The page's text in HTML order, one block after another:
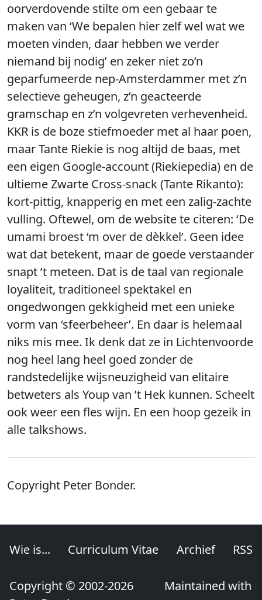
oorverdovende stilte om een gebaar te
maken van ‘We bepalen hier zelf wel wat we
moeten vinden, daar hebben we verder
niemand bij nodig’ en zeker niet zo’n
geparfumeerde nep-Amsterdammer met z’n
selectieve geheugen, z’n geacteerde
gramschap en z’n volgevreten verhevenheid.
KKR is de boze stiefmoeder met al haar poen,
maar Tante Riekie is nog altijd de baas, met
een eigen Google-account (Riekiepedia) en de
ultieme Zwarte Cross-snack (Tante Rikanto):
kort-pittig, knapperig en met een zalig-zachte
vulling. Oftewel, om de website te citeren: ‘De
umami broest ‘m over de dèkkel’. Geen idee
wat dat betekent, maar de goede verstaander
snapt ’t meteen. Dat is de taal van regionale
loyaliteit, traditioneel spektakel en
ongedwongen gekkigheid met een unieke
vorm van ‘sfeerbeheer’. En daar is helemaal
niks mis mee. Ik denk dat ze in Lichtenvoorde
nog heel lang heel goed zonder de
randstedelijke wijsneuzigheid van elitaire
betweters als Youp van ’t Hek kunnen. Scheelt
ook weer een fles wijn. En een hoop gezeik in
alle talkshows.
Copyright Peter Bonder.
Wie is... Curriculum Vitae Archief RSS
Copyright © 2002-2026
Maintained with